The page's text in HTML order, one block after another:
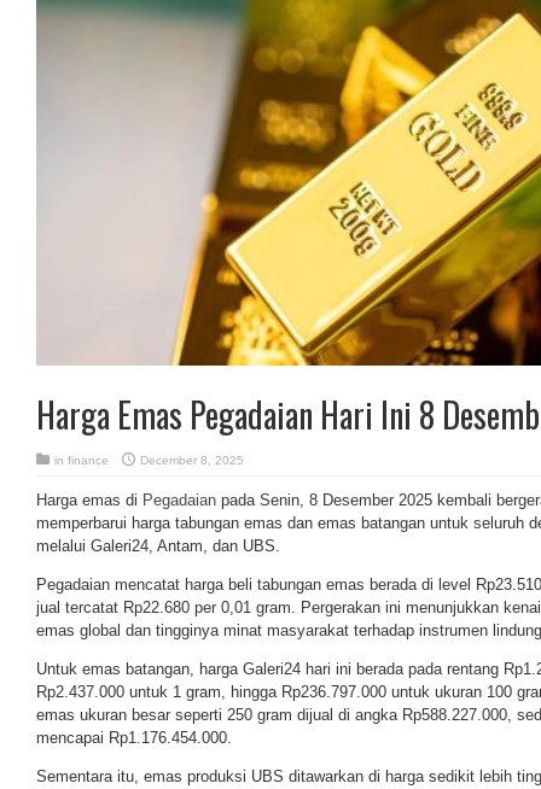
Harga Emas Pegadaian Hari Ini 8
in finance December 8, 2025
Harga emas di Pegadaian pada Senin, 8 Desember 2025 kembali
memperbarui harga tabungan emas dan emas batangan untuk seluruh
melalui Galeri24, Antam, dan UBS.
Pegadaian mencatat harga beli tabungan emas berada di level
jual tercatat Rp22.680 per 0,01 gram. Pergerakan ini menunjukkan
emas global dan tingginya minat masyarakat terhadap instrumen
Untuk emas batangan, harga Galeri24 hari ini berada pada rentang
Rp2.437.000 untuk 1 gram, hingga Rp236.797.000 untuk ukuran 100
emas ukuran besar seperti 250 gram dijual di angka Rp588.227.000,
mencapai Rp1.176.454.000.
Sementara itu, emas produksi UBS ditawarkan di harga sedikit lebih